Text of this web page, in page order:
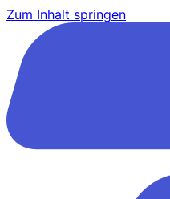
Zum Inhalt springen